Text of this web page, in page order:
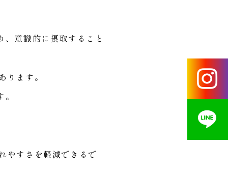
意識的に摂取すること
ます。
やすさを軽減できるで